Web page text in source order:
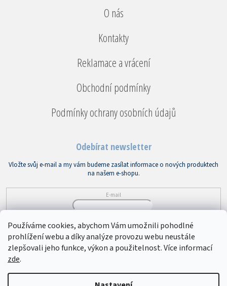
Používáme cookies, abychom Vám umožnili pohodlné
prohlížení webu a díky analýze provozu webu neustále
zlepšovali jeho funkce, výkon a použitelnost. Více informací
zde.
O nás
Kontakty
Reklamace a vrácení
Obchodní podmínky
Podmínky ochrany osobních údajů
Odebírat newsletter
Vložte svůj e-mail a my vám budeme zasílat informace o nových produktech
na našem e-shopu.
E-mail
PŘIHLÁSIT SE
Bytový textil VEBA . Všechna práva vyhrazena.